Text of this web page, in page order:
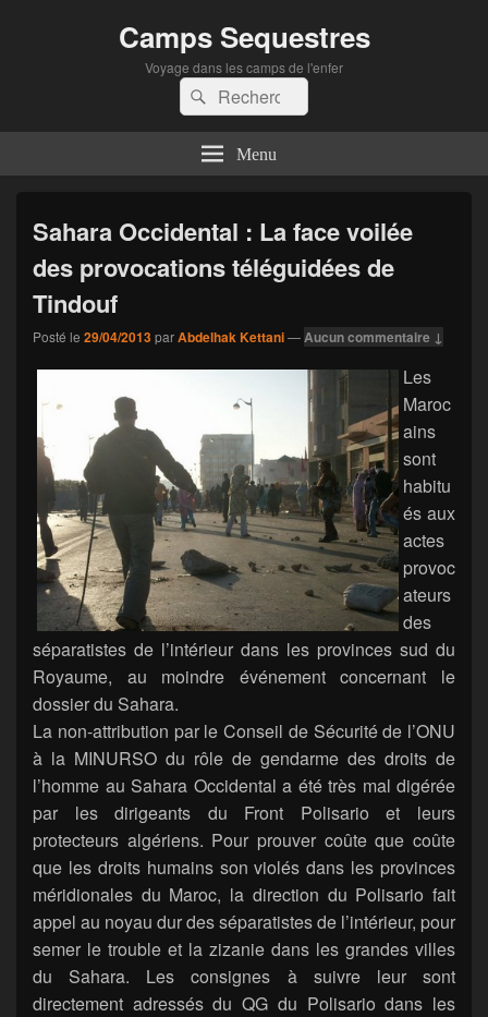
Camps Sequestres
Voyage dans les camps de l'enfer
Recherche :
Rechercher
Menu
Sahara Occidental : La face voilée
des provocations téléguidées de
Tindouf
Posté le 29/04/2013parAbdelhak Kettani—Aucun commentaire ↓
Les
Maroc
ains
sont
habitu
és aux
actes
provoc
ateurs
des
séparatistes de l’intérieur dans les provinces sud du
Royaume, au moindre événement concernant le
dossier du Sahara.
La non-attribution par le Conseil de Sécurité de l’ONU
à la MINURSO du rôle de gendarme des droits de
l’homme au Sahara Occidental a été très mal digérée
par les dirigeants du Front Polisario et leurs
protecteurs algériens. Pour prouver coûte que coûte
que les droits humains son violés dans les provinces
méridionales du Maroc, la direction du Polisario fait
appel au noyau dur des séparatistes de l’intérieur, pour
semer le trouble et la zizanie dans les grandes villes
du Sahara. Les consignes à suivre leur sont
directement adressés du QG du Polisario dans les